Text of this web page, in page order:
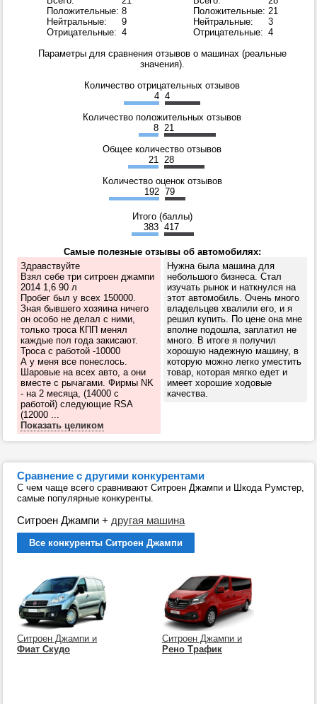
Положительные: 8
Нейтральные:
9
Отрицательные: 4
Положительные: 21
Нейтральные:
3
Отрицательные: 4
Параметры для сравнения отзывов о машинах (реальные
значения).
Количество отрицательных отзывов
4 4
Количество положительных отзывов
8 21
Общее количество отзывов
21 28
Количество оценок отзывов
192 79
Итого (баллы)
383 417
Самые полезные отзывы об автомобилях:
Здравствуйте
Взял себе три ситроен джампи
2014 1,6 90 л
Пробег был у всех 150000.
Зная бывшего хозяина ничего
он особо не делал с ними,
только троса КПП менял
каждые пол года закисают.
Троса с работой -10000
А у меня все понеслось.
Шаровые на всех авто, а они
вместе с рычагами. Фирмы NK
- на 2 месяца, (14000 с
работой) следующие RSA
(12000 ...
Показать целиком
Нужна была машина для
небольшого бизнеса. Стал
изучать рынок и наткнулся на
этот автомобиль. Очень много
владельцев хвалили его, и я
решил купить. По цене она мне
вполне подошла, заплатил не
много. В итоге я получил
хорошую надежную машину, в
которую можно легко уместить
товар, которая мягко едет и
имеет хорошие ходовые
качества.
Сравнение с другими конкурентами
С чем чаще всего сравнивают Ситроен Джампи и Шкода Румстер,
самые популярные конкуренты.
Ситроен Джампи + другая машина
Все конкуренты Ситроен Джампи
Ситроен Джампи и
Фиат Скудо
Ситроен Джампи и
Рено Трафик